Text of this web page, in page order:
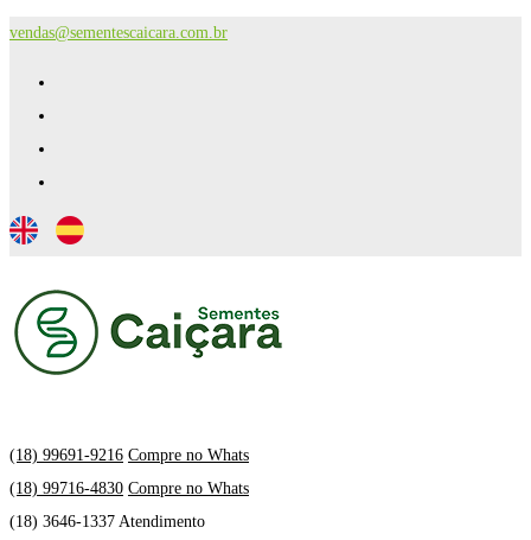
vendas@sementescaicara.com.br
(18) 99691-9216 Compre no Whats
(18) 99716-4830 Compre no Whats
(18) 3646-1337 Atendimento